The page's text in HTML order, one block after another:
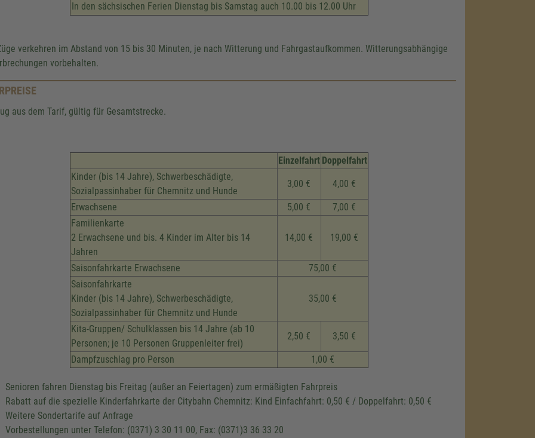
In den sächsischen Ferien Dienstag bis Samstag auch 10.00 bis 12.00 Uhr
verkehren im Abstand von 15 bis 30 Minuten, je nach Witterung und Fahrgastaufkommen. Witterungsabhängige
vorbehalten.
aus dem Tarif, gültig für Gesamtstrecke.
Einzelfahrt Doppelfahrt
Kinder (bis 14 Jahre), Schwerbeschädigte,
Sozialpassinhaber für Chemnitz und Hunde
3,00 € 4,00 €
Erwachsene 5,00 €
7,00 €
Familienkarte
2 Erwachsene und bis. 4 Kinder im Alter bis 14
Jahren
14,00 € 19,00 €
Saisonfahrkarte Erwachsene
75,00 €
Saisonfahrkarte
Kinder (bis 14 Jahre), Schwerbeschädigte,
Sozialpassinhaber für Chemnitz und Hunde
35,00 €
Kita-Gruppen/ Schulklassen bis 14 Jahre (ab 10
Personen; je 10 Personen Gruppenleiter frei)
2,50 € 3,50 €
Dampfzuschlag pro Person 1,00 €
Senioren fahren Dienstag bis Freitag (außer an Feiertagen) zum ermäßigten Fahrpreis
Rabatt auf die spezielle Kinderfahrkarte der Citybahn Chemnitz: Kind Einfachfahrt: 0,50 € / Doppelfahrt: 0,50 €
Weitere Sondertarife auf Anfrage
Vorbestellungen unter Telefon: (0371) 3 30 11 00, Fax: (0371)3 36 33 20